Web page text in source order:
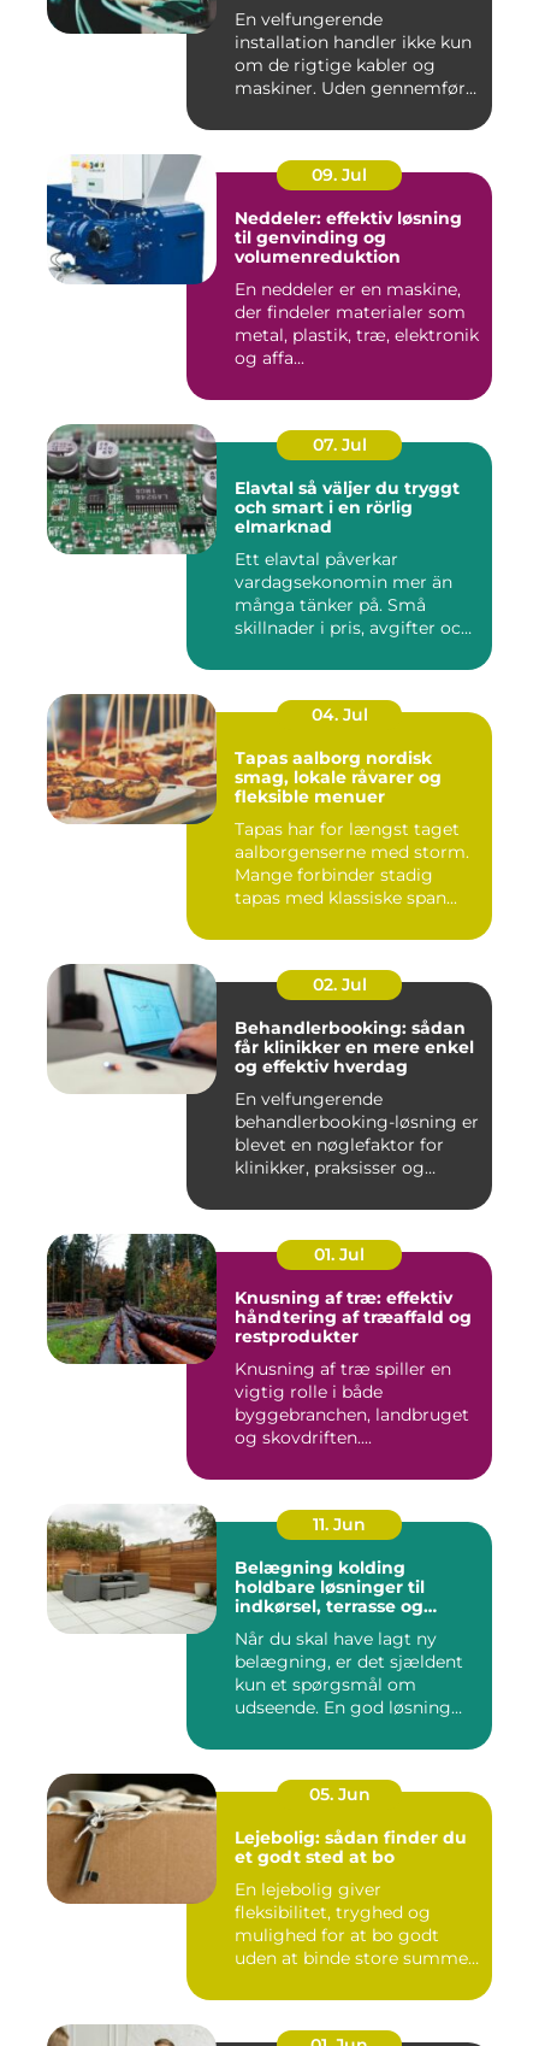
En velfungerende
installation handler ikke kun
om de rigtige kabler og
maskiner. Uden gennemført
09. Jul
Neddeler: effektiv løsning
til genvinding og
volumenreduktion
En neddeler er en maskine,
der findeler materialer som
metal, plastik, træ, elektronik
og affa...
07. Jul
Elavtal så väljer du tryggt
och smart i en rörlig
elmarknad
Ett elavtal påverkar
vardagsekonomin mer än
många tänker på. Små
skillnader i pris, avgifter och
04. Jul
Tapas aalborg nordisk
smag, lokale råvarer og
fleksible menuer
Tapas har for længst taget
aalborgenserne med storm.
Mange forbinder stadig
tapas med klassiske span...
02. Jul
Behandlerbooking: sådan
får klinikker en mere enkel
og effektiv hverdag
En velfungerende
behandlerbooking-løsning er
blevet en nøglefaktor for
klinikker, praksisser og
01. Jul
Knusning af træ: effektiv
håndtering af træaffald og
restprodukter
Knusning af træ spiller en
vigtig rolle i både
byggebranchen, landbruget
og skovdriften....
11. Jun
Belægning kolding
holdbare løsninger til
indkørsel, terrasse og
Når du skal have lagt ny
belægning, er det sjældent
kun et spørgsmål om
udseende. En god løsning
05. Jun
Lejebolig: sådan finder du
et godt sted at bo
En lejebolig giver
fleksibilitet, tryghed og
mulighed for at bo godt
uden at binde store summer